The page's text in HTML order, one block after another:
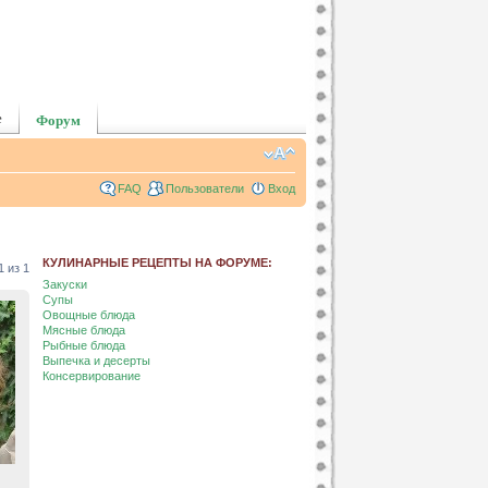
Форум
FAQ Пользователи Вход
из 1
КУЛИНАРНЫЕ РЕЦЕПТЫ НА ФОРУМЕ:
Закуски
Супы
Овощные блюда
Мясные блюда
Рыбные блюда
Выпечка и десерты
Консервирование